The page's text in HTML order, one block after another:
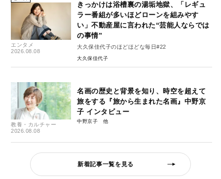
エンタメ
2026.08.08
きっかけは浴槽裏の湯垢地獄、「レギュ
ラー番組が多いほどローンを組みやす
い」不動産屋に言われた“芸能人ならでは
の事情”
大久保佳代子のほどほどな毎日#22
大久保佳代子
教養・カルチャー
2026.08.08
名画の歴史と背景を知り、時空を超えて
旅をする『旅から生まれた名画』中野京
子 インタビュー
中野京子
新着記事一覧を見る